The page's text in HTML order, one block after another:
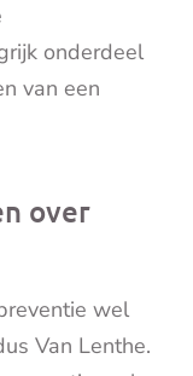
onderdeel
van een
over
wel
Van Lenthe.